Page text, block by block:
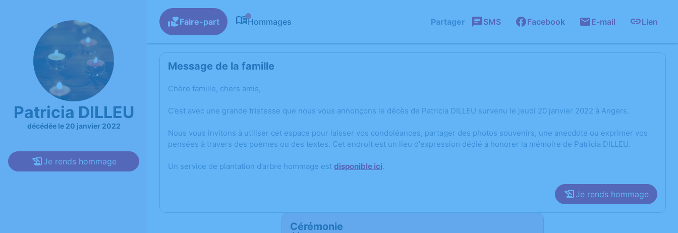
Patricia DILLEU
décédée le 20 janvier 2022
Je rends hommage
Faire-part Hommages Partager SMS Facebook E-mail Lien
Message de la famille
Chère famille, chers amis,
C’est avec une grande tristesse que nous vous annonçons le décès de Patricia DILLEU survenu le jeudi 20 janvier 2022 à Angers.
Nous vous invitons à utiliser cet espace pour laisser vos condoléances, partager des photos souvenirs, une anecdote ou exprimer vos
pensées à travers des poèmes ou des textes. Cet endroit est un lieu d'expression dédié à honorer la mémoire de Patricia DILLEU.
Un service de plantation d’arbre hommage est disponible ici.
Je rends hommage
Cérémonie